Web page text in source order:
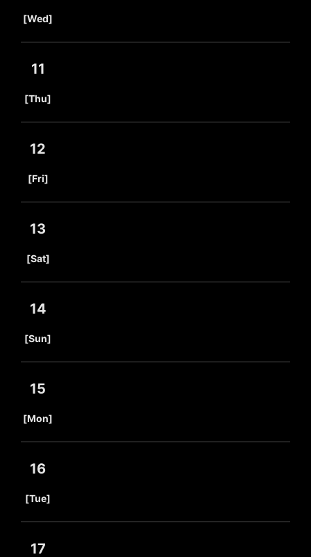
[Wed]
11
[Thu]
12
[Fri]
13
[Sat]
14
[Sun]
15
[Mon]
16
[Tue]
17